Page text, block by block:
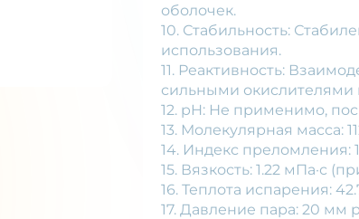
оболочек.
10. Стабильность:
использования.
11. Реактивность:
сильными
12. pH: Не применимо,
13. Молекулярная масса:
14. Индекс преломления:
15. Вязкость: 1.22 мПа·с
16. Теплота испарения:
17. Давление пара: 20 мм